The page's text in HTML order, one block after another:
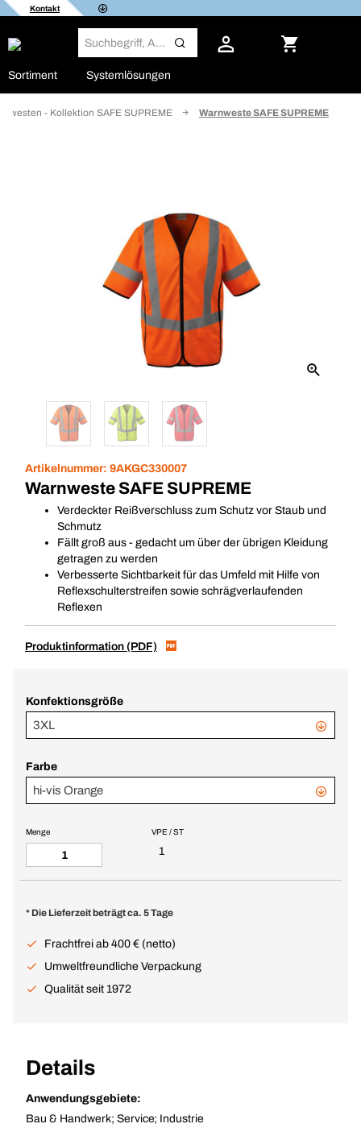
Kontakt
Sortiment Systemlösungen
- Kollektion SAFE SUPREME Warnweste SAFE SUPREME
Artikelnummer: 9AKGC330007
Warnweste SAFE SUPREME
Verdeckter Reißverschluss zum Schutz vor Staub und
Schmutz
Fällt groß aus - gedacht um über der übrigen Kleidung
getragen zu werden
Verbesserte Sichtbarkeit für das Umfeld mit Hilfe von
Reflexschulterstreifen sowie schrägverlaufenden
Reflexen
Produktinformation (PDF)
Konfektionsgröße
3XL
Farbe
hi-vis Orange
VPE / ST
1
Menge
* Die Lieferzeit beträgt ca. 5 Tage
Frachtfrei ab 400 € (netto)
Umweltfreundliche Verpackung
Qualität seit 1972
Details
Anwendungsgebiete:
Bau & Handwerk; Service; Industrie